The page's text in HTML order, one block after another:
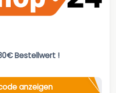
Bestellwert !
anzeigen